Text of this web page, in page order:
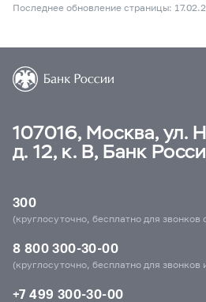
Последнее обновление страницы:
107016, Москва, ул.
д. 12, к. В, Банк
300
(круглосуточно, бесплатно для
8 800 300-30-00
(круглосуточно, бесплатно для звонков
+7 499 300-30-00